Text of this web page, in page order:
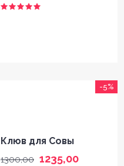
-5%
Клюв для Совы
1300,00 1235,00